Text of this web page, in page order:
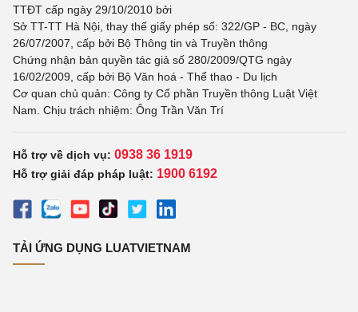
TTĐT cấp ngày 29/10/2010 bởi
Sở TT-TT Hà Nội, thay thế giấy phép số: 322/GP - BC, ngày
26/07/2007, cấp bởi Bộ Thông tin và Truyền thông
Chứng nhận bản quyền tác giả số 280/2009/QTG ngày
16/02/2009, cấp bởi Bộ Văn hoá - Thể thao - Du lịch
Cơ quan chủ quản: Công ty Cổ phần Truyền thông Luật Việt
Nam. Chịu trách nhiệm: Ông Trần Văn Trí
Hỗ trợ về dịch vụ: 0938 36 1919
Hỗ trợ giải đáp pháp luật: 1900 6192
TẢI ỨNG DỤNG LUATVIETNAM